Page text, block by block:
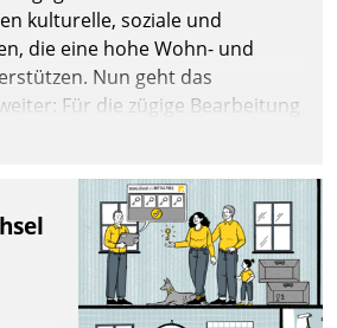
kulturelle, soziale und
die eine hohe Wohn- und
Nun geht das
Für die zügige Bearbeitung
Lob – richtet das
einen eigenen Kanal